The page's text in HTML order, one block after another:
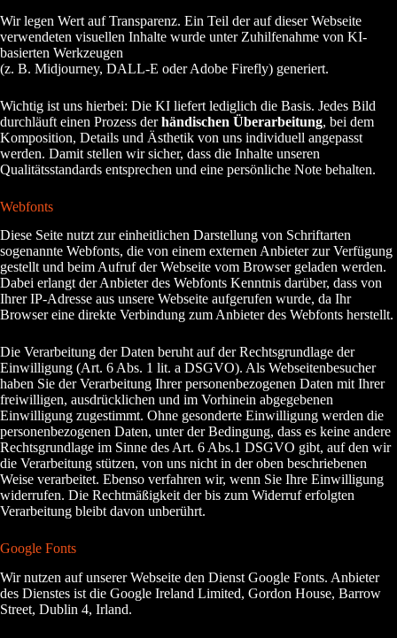
Wir legen Wert auf Transparenz. Ein Teil der auf dieser Webseite
verwendeten visuellen Inhalte wurde unter Zuhilfenahme von KI-
basierten Werkzeugen
(z. B. Midjourney, DALL-E oder Adobe Firefly) generiert.
Wichtig ist uns hierbei: Die KI liefert lediglich die Basis. Jedes Bild
durchläuft einen Prozess derhändischen Überarbeitung, bei dem
Komposition, Details und Ästhetik von uns individuell angepasst
werden. Damit stellen wir sicher, dass die Inhalte unseren
Qualitätsstandards entsprechen und eine persönliche Note behalten.
Webfonts
Diese Seite nutzt zur einheitlichen Darstellung von Schriftarten
sogenannte Webfonts, die von einem externen Anbieter zur Verfügung
gestellt und beim Aufruf der Webseite vom Browser geladen werden.
Dabei erlangt der Anbieter des Webfonts Kenntnis darüber, dass von
Ihrer IP-Adresse aus unsere Webseite aufgerufen wurde, da Ihr
Browser eine direkte Verbindung zum Anbieter des Webfonts herstellt.
Die Verarbeitung der Daten beruht auf der Rechtsgrundlage der
Einwilligung (Art. 6 Abs. 1 lit. a DSGVO). Als Webseitenbesucher
haben Sie der Verarbeitung Ihrer personenbezogenen Daten mit Ihrer
freiwilligen, ausdrücklichen und im Vorhinein abgegebenen
Einwilligung zugestimmt. Ohne gesonderte Einwilligung werden die
personenbezogenen Daten, unter der Bedingung, dass es keine andere
Rechtsgrundlage im Sinne des Art. 6 Abs.1 DSGVO gibt, auf den wir
die Verarbeitung stützen, von uns nicht in der oben beschriebenen
Weise verarbeitet. Ebenso verfahren wir, wenn Sie Ihre Einwilligung
widerrufen. Die Rechtmäßigkeit der bis zum Widerruf erfolgten
Verarbeitung bleibt davon unberührt.
Google Fonts
Wir nutzen auf unserer Webseite den Dienst Google Fonts. Anbieter
des Dienstes ist die Google Ireland Limited, Gordon House, Barrow
Street, Dublin 4, Irland.